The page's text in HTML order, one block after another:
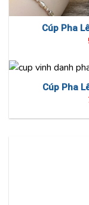
Cúp Pha
Cúp Pha